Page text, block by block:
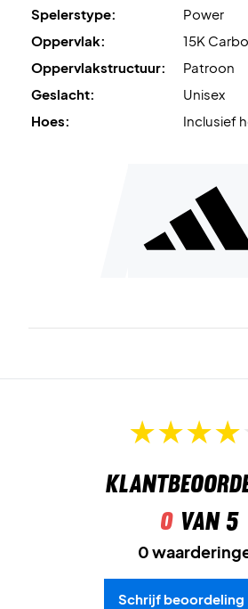
Spelerstype:
Power
Oppervlak:
15K
Oppervlakstructuur:
Patroon
Geslacht:
Unisex
Hoes:
Inclusief
0van 5
0
Schrijf beoordeling